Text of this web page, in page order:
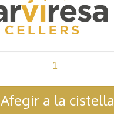
Afegir a la cistella